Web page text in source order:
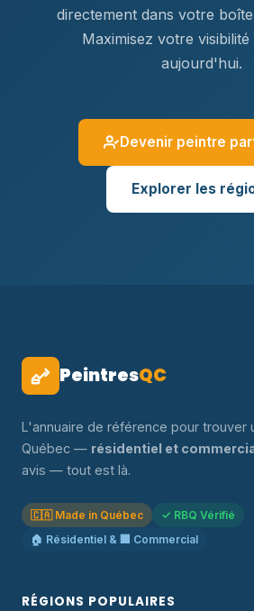
directement dans votre
Maximisez votre visibilité
aujourd'hui.
Devenir peintre
Explorer les
PeintresQC
L'annuaire de référence pour trouver
Québec — résidentiel et
avis — tout est là.
🇨🇦 Made in Québec
✓ RBQ Vérifié
🏠 Résidentiel & 🏢 Commercial
RÉGIONS POPULAIRES